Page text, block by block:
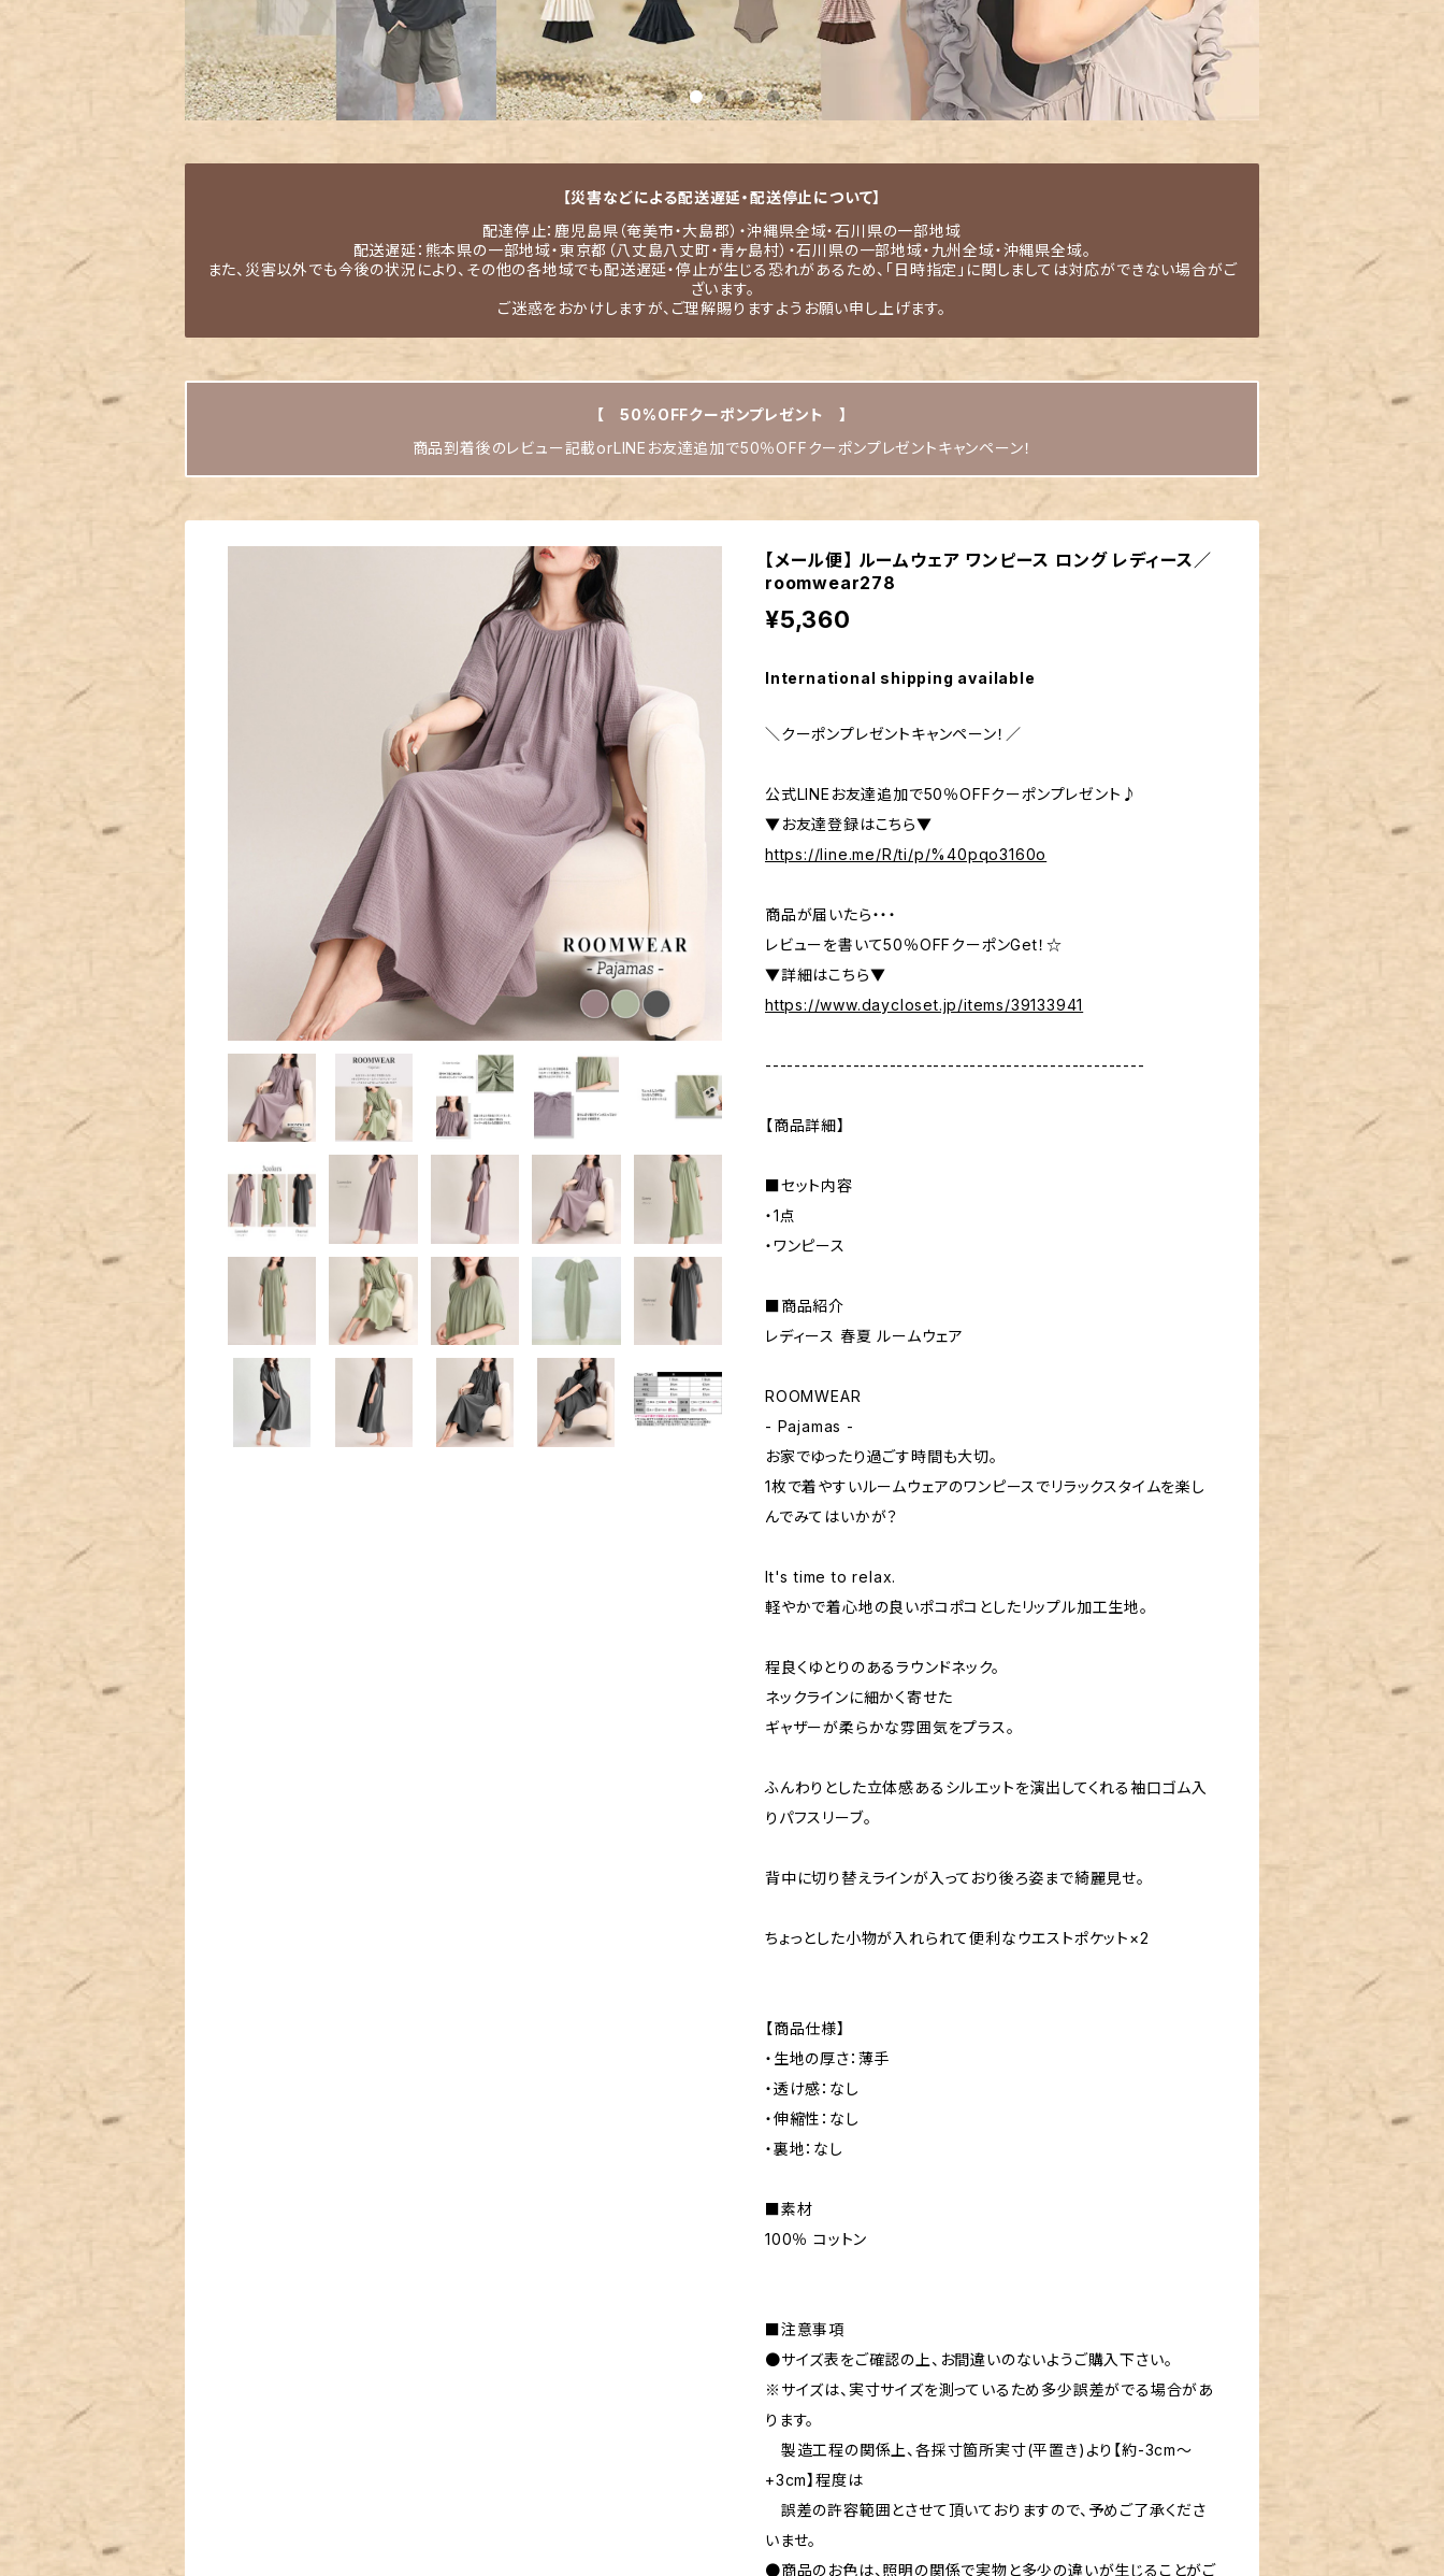
【災害などによる配送遅延・配送停止について】
配達停止：鹿児島県（奄美市・大島郡）・沖縄県全域・石川県の一部地域
配送遅延：熊本県の一部地域・東京都（八丈島八丈町・青ヶ島村）・石川県の一部地域・九州全域・沖縄県全域。
また、災害以外でも今後の状況により、その他の各地域でも配送遅延・停止が生じる恐れがあるため、「日時指定」に関しましては対応ができない場合がご
ざいます。
ご迷惑をおかけしますが、ご理解賜りますようお願い申し上げます。
【 50%OFFクーポンプレゼント 】
商品到着後のレビュー記載orLINEお友達追加で50％OFFクーポンプレゼントキャンペーン！
【メール便】 ルームウェア ワンピース ロング レディース／
roomwear278
¥5,360
International shipping available
＼クーポンプレゼントキャンペーン！／
公式LINEお友達追加で50％OFFクーポンプレゼント♪
▼お友達登録はこちら▼
https://line.me/R/ti/p/%40pqo3160o
商品が届いたら・・・
レビューを書いて50％OFFクーポンGet！☆
▼詳細はこちら▼
https://www.daycloset.jp/items/39133941
----------------------------------------------------
【商品詳細】
■セット内容
・1点
・ワンピース
■商品紹介
レディース 春夏 ルームウェア
ROOMWEAR
- Pajamas -
お家でゆったり過ごす時間も大切。
1枚で着やすいルームウェアのワンピースでリラックスタイムを楽し
んでみてはいかが？
It's time to relax.
軽やかで着心地の良いポコポコとしたリップル加工生地。
程良くゆとりのあるラウンドネック。
ネックラインに細かく寄せた
ギャザーが柔らかな雰囲気をプラス。
ふんわりとした立体感あるシルエットを演出してくれる袖口ゴム入
りパフスリーブ。
背中に切り替えラインが入っており後ろ姿まで綺麗見せ。
ちょっとした小物が入れられて便利なウエストポケット×2
【商品仕様】
・生地の厚さ：薄手
・透け感：なし
・伸縮性：なし
・裏地：なし
■素材
100％ コットン
■注意事項
●サイズ表をご確認の上、お間違いのないようご購入下さい。
※サイズは、実寸サイズを測っているため多少誤差がでる場合があ
ります。
製造工程の関係上、各採寸箇所実寸(平置き)より【約-3cm〜
+3cm】程度は
誤差の許容範囲とさせて頂いておりますので、予めご了承くださ
いませ。
●商品のお色は、照明の関係で実物と多少の違いが生じることがご